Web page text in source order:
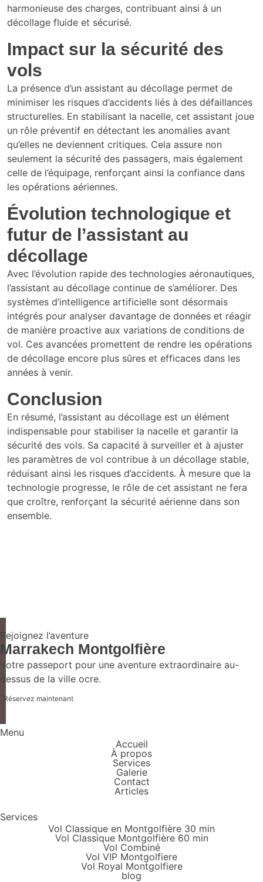
harmonieuse des charges, contribuant ainsi à un
décollage fluide et sécurisé.
Impact sur la sécurité des
vols
La présence d’un assistant au décollage permet de
minimiser les risques d’accidents liés à des défaillances
structurelles. En stabilisant la nacelle, cet assistant joue
un rôle préventif en détectant les anomalies avant
qu’elles ne deviennent critiques. Cela assure non
seulement la sécurité des passagers, mais également
celle de l’équipage, renforçant ainsi la confiance dans
les opérations aériennes.
Évolution technologique et
futur de l’assistant au
décollage
Avec l’évolution rapide des technologies aéronautiques,
l’assistant au décollage continue de s’améliorer. Des
systèmes d’intelligence artificielle sont désormais
intégrés pour analyser davantage de données et réagir
de manière proactive aux variations de conditions de
vol. Ces avancées promettent de rendre les opérations
de décollage encore plus sûres et efficaces dans les
années à venir.
Conclusion
En résumé, l’assistant au décollage est un élément
indispensable pour stabiliser la nacelle et garantir la
sécurité des vols. Sa capacité à surveiller et à ajuster
les paramètres de vol contribue à un décollage stable,
réduisant ainsi les risques d’accidents. À mesure que la
technologie progresse, le rôle de cet assistant ne fera
que croître, renforçant la sécurité aérienne dans son
ensemble.
Rejoignez l’aventure
Marrakech Montgolfière
Votre passeport pour une aventure extraordinaire au-
dessus de la ville ocre.
Réservez maintenant
Menu
Accueil
À propos
Services
Galerie
Contact
Articles
Services
Vol Classique en Montgolfière 30 min
Vol Classique Montgolfière 60 min
Vol Combiné
Vol VIP Montgolfiere
Vol Royal Montgolfiere
blog